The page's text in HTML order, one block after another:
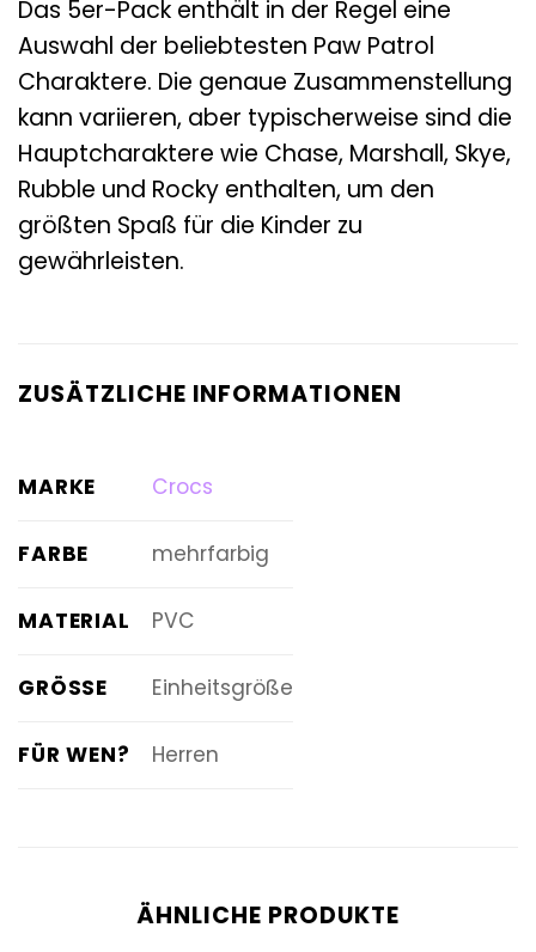
Das 5er-Pack enthält in der Regel eine
Auswahl der beliebtesten Paw Patrol
Charaktere. Die genaue Zusammenstellung
kann variieren, aber typischerweise sind die
Hauptcharaktere wie Chase, Marshall, Skye,
Rubble und Rocky enthalten, um den
größten Spaß für die Kinder zu
gewährleisten.
ZUSÄTZLICHE INFORMATIONEN
MARKE Crocs
FARBE mehrfarbig
MATERIAL PVC
GRÖSSE Einheitsgröße
FÜR WEN? Herren
ÄHNLICHE PRODUKTE